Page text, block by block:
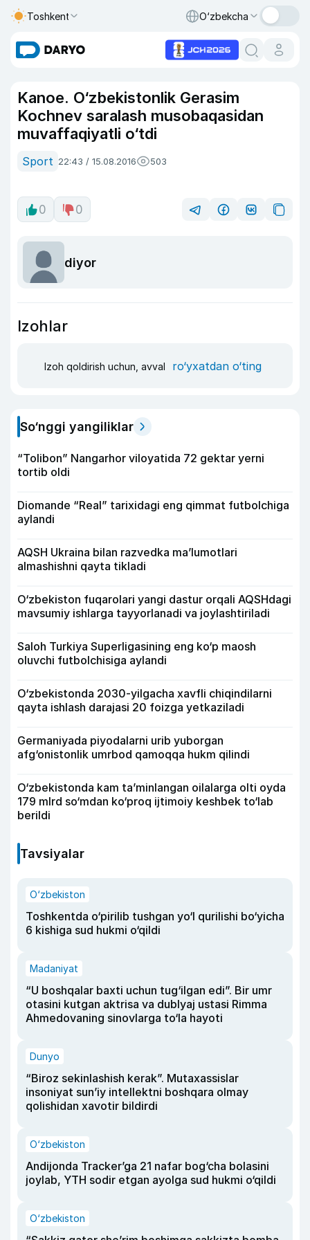
Toshkent O‘zbekcha
Kanoe. O‘zbekistonlik Gerasim
Kochnev saralash musobaqasidan
muvaffaqiyatli o‘tdi
Sport 22:43 / 15.08.2016 503
0 0
diyor
Izohlar
Izoh qoldirish uchun, avval ro‘yxatdan o‘ting
So‘nggi yangiliklar
“Tolibon” Nangarhor viloyatida 72 gektar yerni
tortib oldi
Diomande “Real” tarixidagi eng qimmat futbolchiga
aylandi
AQSH Ukraina bilan razvedka ma’lumotlari
almashishni qayta tikladi
O‘zbekiston fuqarolari yangi dastur orqali AQSHdagi
mavsumiy ishlarga tayyorlanadi va joylashtiriladi
Saloh Turkiya Superligasining eng ko‘p maosh
oluvchi futbolchisiga aylandi
O‘zbekistonda 2030-yilgacha xavfli chiqindilarni
qayta ishlash darajasi 20 foizga yetkaziladi
Germaniyada piyodalarni urib yuborgan
afg‘onistonlik umrbod qamoqqa hukm qilindi
O‘zbekistonda kam ta’minlangan oilalarga olti oyda
179 mlrd so‘mdan ko‘proq ijtimoiy keshbek to‘lab
berildi
Tavsiyalar
O‘zbekiston
Toshkentda o‘pirilib tushgan yo‘l qurilishi bo‘yicha
6 kishiga sud hukmi o‘qildi
Madaniyat
“U boshqalar baxti uchun tug‘ilgan edi”. Bir umr
otasini kutgan aktrisa va dublyaj ustasi Rimma
Ahmedovaning sinovlarga to‘la hayoti
Dunyo
“Biroz sekinlashish kerak”. Mutaxassislar
insoniyat sun’iy intellektni boshqara olmay
qolishidan xavotir bildirdi
O‘zbekiston
Andijonda Tracker’ga 21 nafar bog‘cha bolasini
joylab, YTH sodir etgan ayolga sud hukmi o‘qildi
O‘zbekiston